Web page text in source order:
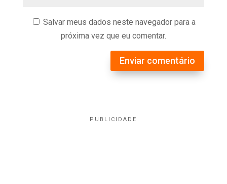
Salvar meus dados neste navegador para a
próxima vez que eu comentar.
Enviar comentário
PUBLICIDADE